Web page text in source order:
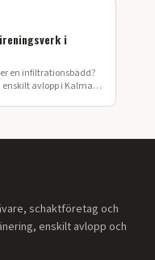
i
en infiltrationsbädd?
avlopp i Kalmar
schaktföretag och
enskilt avlopp och